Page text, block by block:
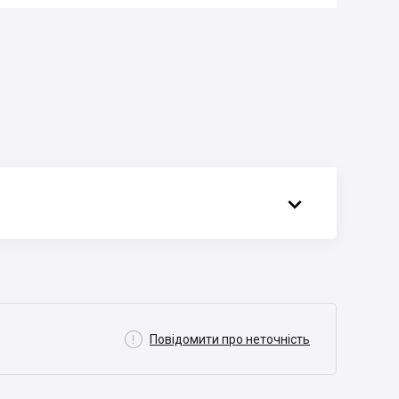

 Повідомити про неточність